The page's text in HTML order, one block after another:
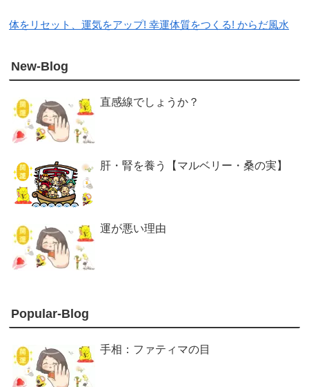
体をリセット、運気をアップ! 幸運体質をつくる! からだ風水
New-Blog
直感線でしょうか？
肝・腎を養う【マルベリー・桑の実】
運が悪い理由
Popular-Blog
手相：ファティマの目